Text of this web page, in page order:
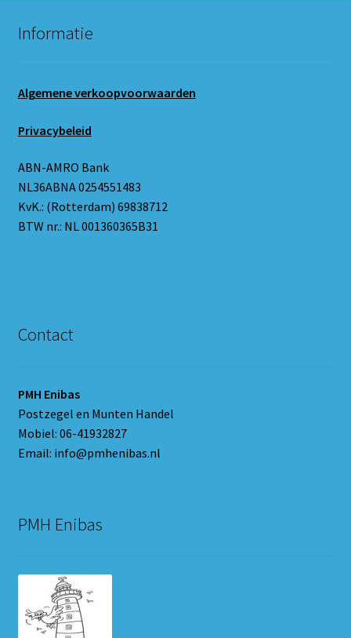
Informatie
Algemene verkoopvoorwaarden
Privacybeleid
ABN-AMRO Bank
NL36ABNA 0254551483
KvK.: (Rotterdam) 69838712
BTW nr.: NL 001360365B31
Contact
PMH Enibas
Postzegel en Munten Handel
Mobiel: 06-41932827
Email: info@pmhenibas.nl
PMH Enibas